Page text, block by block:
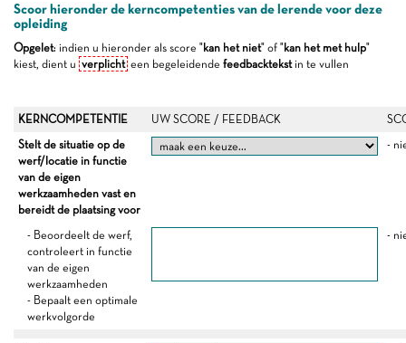
Scoor hieronder de kerncompetenties van de lerende voor deze
opleiding
Opgelet: indien u hieronder als score "kan het niet" of "kan het met hulp"
kiest, dient u verplicht een begeleidende feedbacktekstin te vullen
KERNCOMPETENTIE UW SCORE / FEEDBACK
Stelt de situatie op de
werf/locatie in functie
van de eigen
werkzaamheden vast en
bereidt de plaatsing voor
-
- Beoordeelt de werf,
controleert in functie
van de eigen
werkzaamheden
- Bepaalt een optimale
werkvolgorde
-